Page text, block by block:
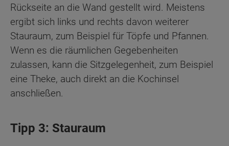
Rückseite an die Wand gestellt wird. Meistens
ergibt sich links und rechts davon weiterer
Stauraum, zum Beispiel für Töpfe und Pfannen.
Wenn es die räumlichen Gegebenheiten
zulassen, kann die Sitzgelegenheit, zum Beispiel
eine Theke, auch direkt an die Kochinsel
anschließen.
Tipp 3: Stauraum